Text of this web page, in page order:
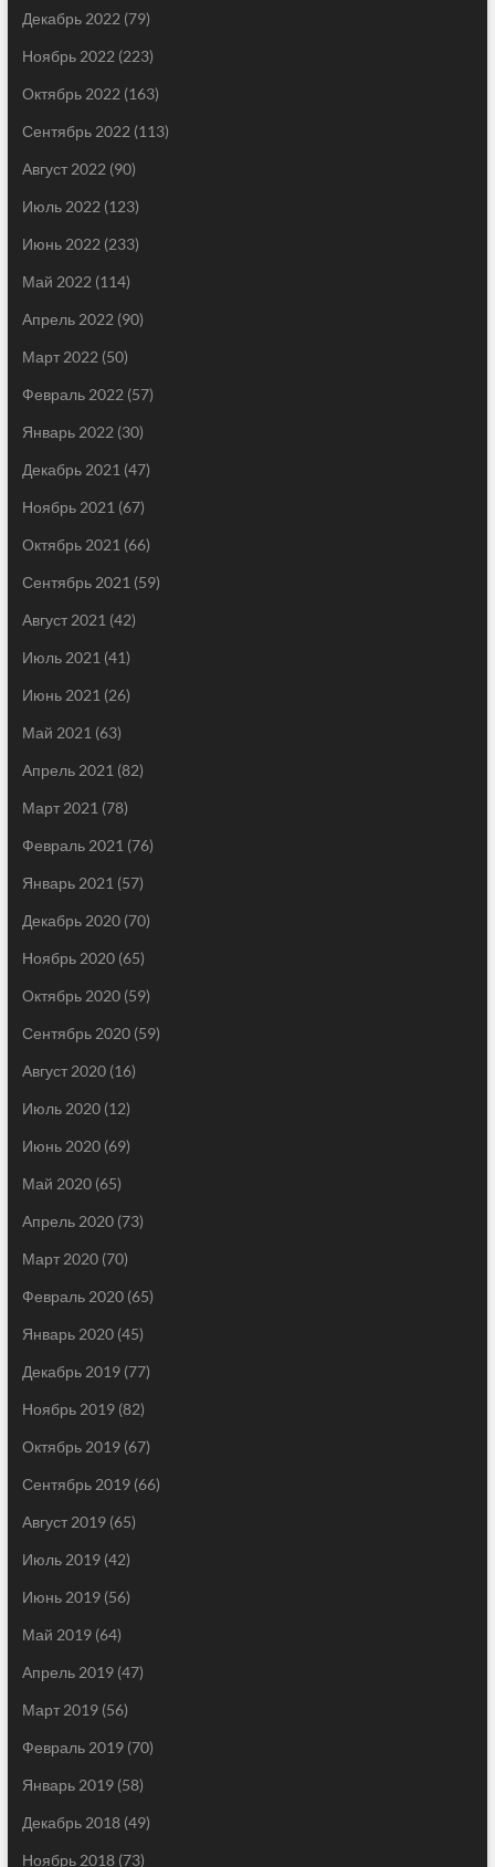
Декабрь 2022 (79)
Ноябрь 2022 (223)
Октябрь 2022 (163)
Сентябрь 2022 (113)
Август 2022 (90)
Июль 2022 (123)
Июнь 2022 (233)
Май 2022 (114)
Апрель 2022 (90)
Март 2022 (50)
Февраль 2022 (57)
Январь 2022 (30)
Декабрь 2021 (47)
Ноябрь 2021 (67)
Октябрь 2021 (66)
Сентябрь 2021 (59)
Август 2021 (42)
Июль 2021 (41)
Июнь 2021 (26)
Май 2021 (63)
Апрель 2021 (82)
Март 2021 (78)
Февраль 2021 (76)
Январь 2021 (57)
Декабрь 2020(70)
Ноябрь 2020(65)
Октябрь 2020(59)
Сентябрь 2020(59)
Август 2020(16)
Июль 2020(12)
Июнь 2020(69)
Май 2020(65)
Апрель 2020(73)
Март 2020(70)
Февраль 2020(65)
Январь 2020(45)
Декабрь 2019(77)
Ноябрь 2019(82)
Октябрь 2019(67)
Сентябрь 2019(66)
Август 2019(65)
Июль 2019(42)
Июнь 2019(56)
Май 2019(64)
Апрель 2019(47)
Март 2019(56)
Февраль 2019(70)
Январь 2019(58)
Декабрь 2018(49)
Ноябрь 2018(73)